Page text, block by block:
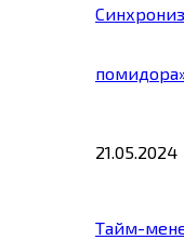
21.05.2024
Тайм-